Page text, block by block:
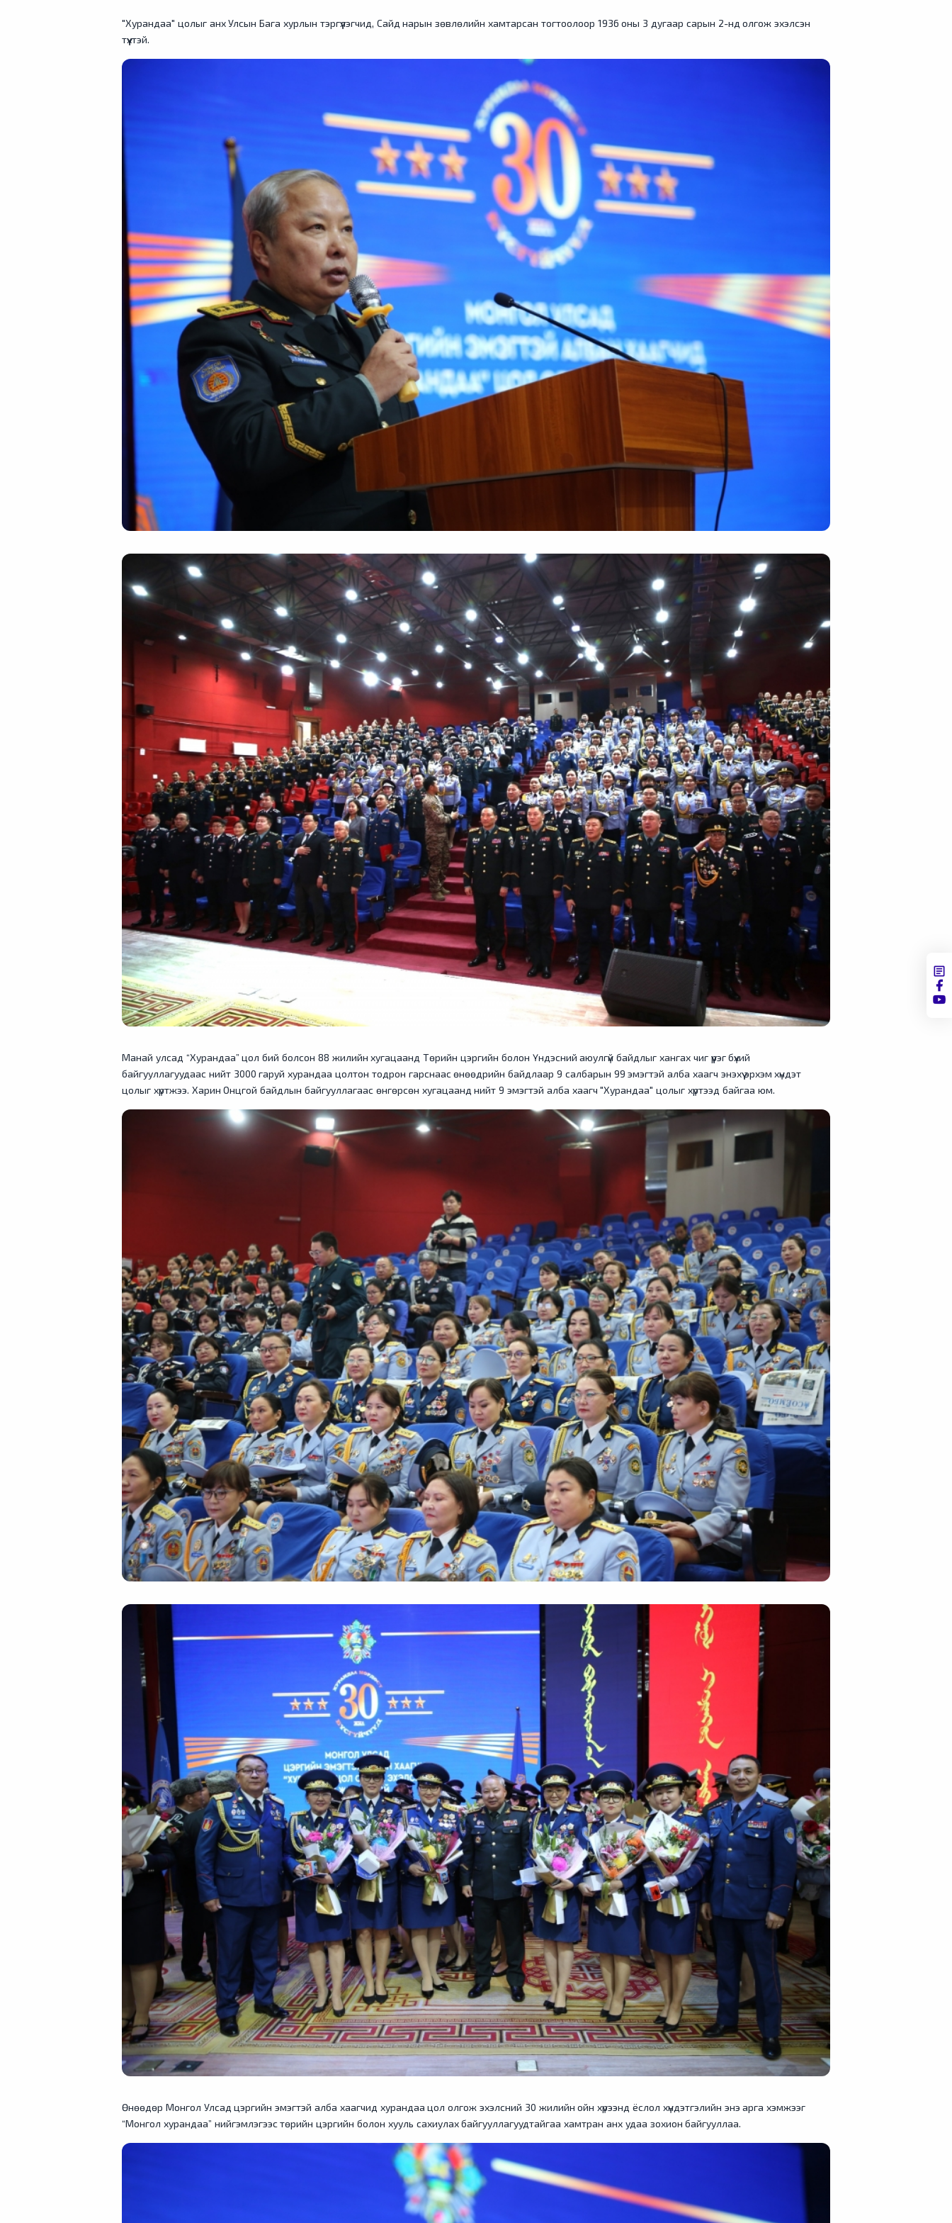
"Хурандаа" цолыг анх Улсын Бага хурлын тэргүүлэгчид, Сайд нарын зөвлөлийн хамтарсан тогтоолоор 1936 оны 3 дугаар сарын 2-нд олгож эхэлсэн
түүхтэй.
Манай улсад “Хурандаа” цол бий болсон 88 жилийн хугацаанд Төрийн цэргийн болон Үндэсний аюулгүй байдлыг хангах чиг үүрэг бүхий
байгууллагуудаас нийт 3000 гаруй хурандаа цолтон тодрон гарснаас өнөөдрийн байдлаар 9 салбарын 99 эмэгтэй алба хаагч энэхүү эрхэм хүндэт
цолыг хүртжээ. Харин Онцгой байдлын байгууллагаас өнгөрсөн хугацаанд нийт 9 эмэгтэй алба хаагч "Хурандаа" цолыг хүртээд байгаа юм.
Өнөөдөр Монгол Улсад цэргийн эмэгтэй алба хаагчид хурандаа цол олгож эхэлсний 30 жилийн ойн хүрээнд ёслол хүндэтгэлийн энэ арга хэмжээг
“Монгол хурандаа” нийгэмлэгээс төрийн цэргийн болон хууль сахиулах байгууллагуудтайгаа хамтран анх удаа зохион байгууллаа.